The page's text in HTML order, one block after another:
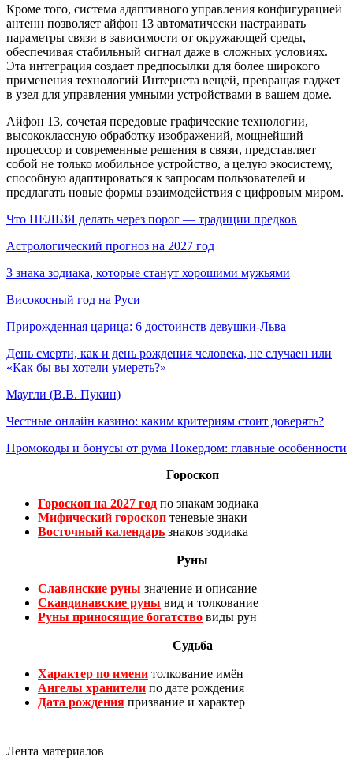
Кроме того, система адаптивного управления конфигурацией
антенн позволяет айфон 13 автоматически настраивать
параметры связи в зависимости от окружающей среды,
обеспечивая стабильный сигнал даже в сложных условиях.
Эта интеграция создает предпосылки для более широкого
применения технологий Интернета вещей, превращая гаджет
в узел для управления умными устройствами в вашем доме.
Айфон 13, сочетая передовые графические технологии,
высококлассную обработку изображений, мощнейший
процессор и современные решения в связи, представляет
собой не только мобильное устройство, а целую экосистему,
способную адаптироваться к запросам пользователей и
предлагать новые формы взаимодействия с цифровым миром.
Что НЕЛЬЗЯ делать через порог — традиции предков
Астрологический прогноз на 2027 год
3 знака зодиака, которые станут хорошими мужьями
Високосный год на Руси
Прирожденная царица: 6 достоинств девушки-Льва
День смерти, как и день рождения человека, не случаен или
«Как бы вы хотели умереть?»
Маугли (В.В. Пукин)
Честные онлайн казино: каким критериям стоит доверять?
Промокоды и бонусы от рума Покердом: главные особенности
Гороскоп
Гороскоп на 2027 год по знакам зодиака
Мифический гороскоп теневые знаки
Восточный календарь знаков зодиака
Руны
Славянские руны значение и описание
Скандинавские руны вид и толкование
Руны приносящие богатство виды рун
Судьба
Характер по имени толкование имён
Ангелы хранители по дате рождения
Дата рождения призвание и характер
Лента материалов